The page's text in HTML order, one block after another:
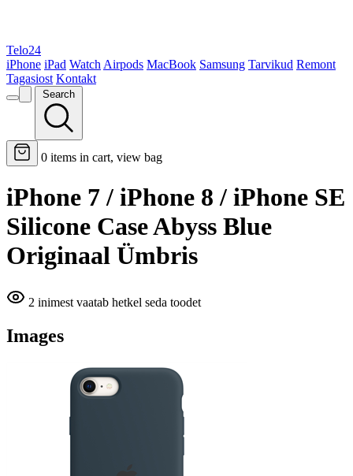
Telo24
iPhone iPad Watch Airpods MacBook Samsung Tarvikud Remont
Tagasiost Kontakt
Search
0 items in cart, view bag
iPhone 7 / iPhone 8 / iPhone SE
Silicone Case Abyss Blue
Originaal Ümbris
2 inimest vaatab hetkel seda toodet
Images